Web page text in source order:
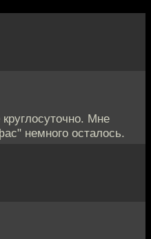
Мне
немного осталось.